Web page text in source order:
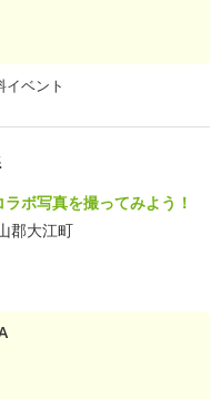
イベント
ボ写真を撮ってみよう！
郡大江町